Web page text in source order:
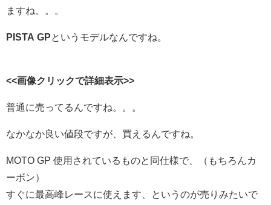
ますね。。。
PISTA GP というモデルなんですね。
<<画像クリックで詳細表示>>
普通に売ってるんですね。。。
なかなか良い値段ですが、買えるんですね。
MOTO GP 使用されているものと同仕様で、（もちろんカ
ーボン）
すぐに最高峰レースに使えます、というのが売りみたいで